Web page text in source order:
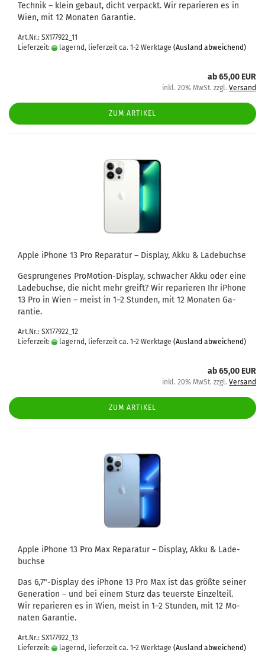
Tech­nik – klein ge­baut, dicht ver­packt. Wir re­pa­rie­ren es in
Wien, mit 12 Mo­na­ten Ga­ran­tie.
Art.Nr.: SX177922_11
Lieferzeit:
lagernd, lieferzeit ca. 1-2 Werktage (Ausland abweichend)
ab 65,00 EUR
inkl. 20% MwSt. zzgl. Versand
ZUM ARTIKEL
Apple iPho­ne 13 Pro Re­pa­ra­tur – Dis­play, Akku & La­de­buch­se
Ge­sprun­ge­nes ProMotion-​Display, schwa­cher Akku oder eine
La­de­buch­se, die nicht mehr greift? Wir re­pa­rie­ren Ihr iPho­ne
13 Pro in Wien – meist in 1–2 Stun­den, mit 12 Mo­na­ten Ga­
ran­tie.
Art.Nr.: SX177922_12
Lieferzeit:
lagernd, lieferzeit ca. 1-2 Werktage (Ausland abweichend)
ab 65,00 EUR
inkl. 20% MwSt. zzgl. Versand
ZUM ARTIKEL
Apple iPho­ne 13 Pro Max Re­pa­ra­tur – Dis­play, Akku & La­de­
buch­se
Das 6,7"-​Display des iPho­ne 13 Pro Max ist das größ­te sei­ner
Ge­nera­ti­on – und bei einem Sturz das teu­ers­te Ein­zel­teil.
Wir re­pa­rie­ren es in Wien, meist in 1–2 Stun­den, mit 12 Mo­
na­ten Ga­ran­tie.
Art.Nr.: SX177922_13
Lieferzeit:
lagernd, lieferzeit ca. 1-2 Werktage (Ausland abweichend)